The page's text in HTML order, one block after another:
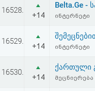
შეთანხმება
პასუხისმგებლობის
უარყოფა
16528.
+14
Belta.Ge -
ინტერნეტი
16529.
+14 ინტერნეტი
16530.
+14
ქართული